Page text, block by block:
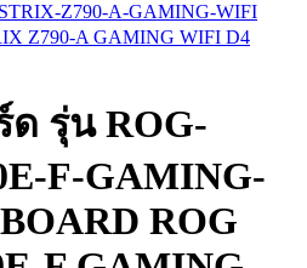
Z790-A-GAMING-WIFI
Z790-A GAMING WIFI D4
ด รุ่น ROG-
F-GAMING-
ROG